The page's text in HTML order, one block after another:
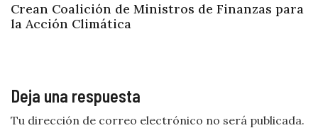
Crean Coalición de Ministros de Finanzas para
la Acción Climática
Deja una respuesta
Tu dirección de correo electrónico no será publicada.